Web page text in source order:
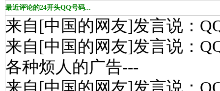
最近评论的24开头QQ号码...
来自[中国的网友]发言说：
来自[中国的网友]发言说：
各种烦人的广告---
来自[中国的网友]发言说：